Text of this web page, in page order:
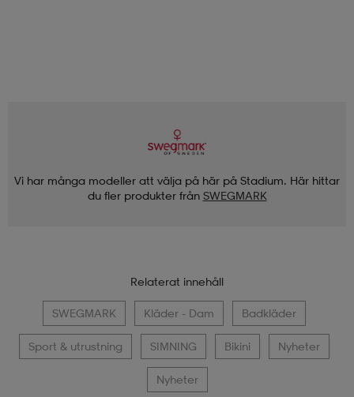
Vi har många modeller att välja på här på Stadium. Här hittar
du fler produkter från SWEGMARK
Relaterat innehåll
SWEGMARK Kläder - Dam Badkläder
Sport & utrustning SIMNING Bikini Nyheter
Nyheter